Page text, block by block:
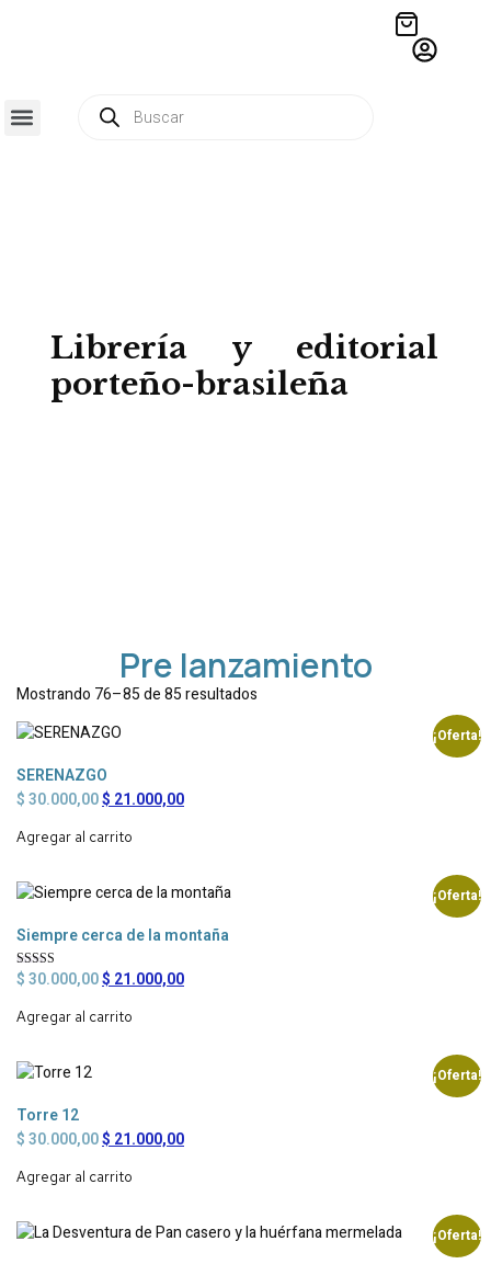
Librería y editorial
porteño-brasileña
Pre lanzamiento
Mostrando 76–85 de 85 resultados
¡Oferta!
SERENAZGO
$ 30.000,00$ 21.000,00
Agregar al carrito
¡Oferta!
Siempre cerca de la montaña
Valorado en
5.00
$ 30.000,00$ 21.000,00
Agregar al carrito
¡Oferta!
Torre 12
$ 30.000,00$ 21.000,00
Agregar al carrito
¡Oferta!